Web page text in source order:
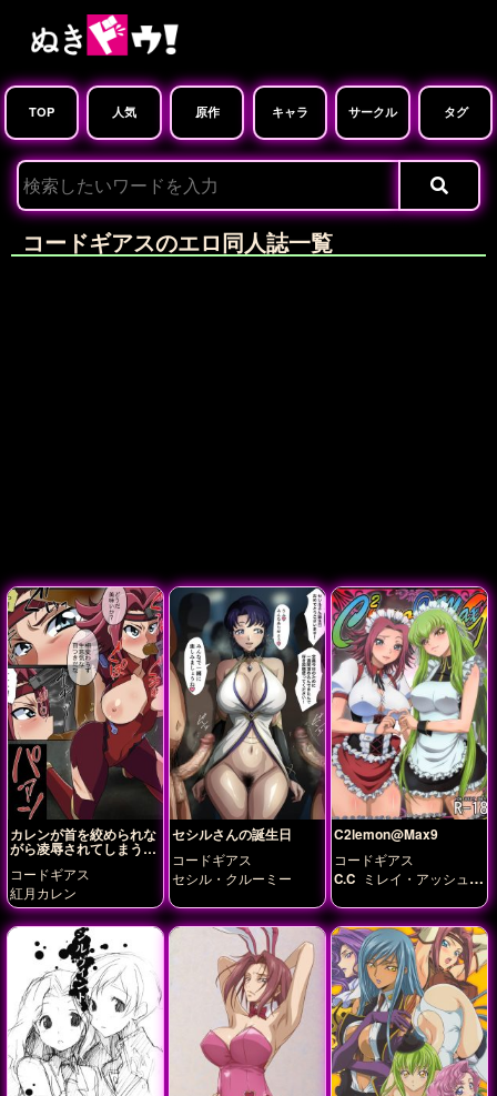
TOP 人気 原作 キャラ サークル タグ
コードギアスのエロ同人誌一覧
カレンが首を絞められな
がら凌辱されてしまう…
コードギアス
紅月カレン
セシルさんの誕生日
コードギアス
セシル・クルーミー
C2lemon@Max9
コードギアス
C.C ミレイ・アッシュフ
耶 紅月カレン